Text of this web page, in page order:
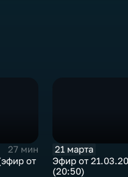
27 мин
от
21 марта
Эфир от
(20:50)